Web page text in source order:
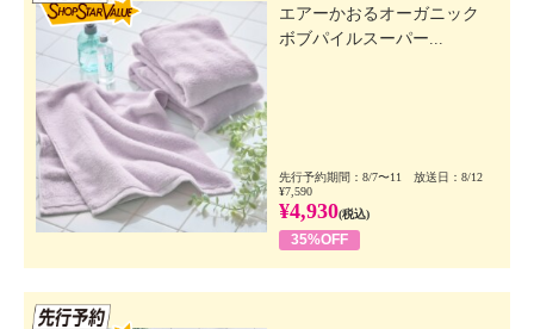
エアーかおるオーガニック
ボブパイルスーパー...
先行予約期間：8/7〜11 放送日：8/12
¥7,590
¥4,930(税込)
35%OFF